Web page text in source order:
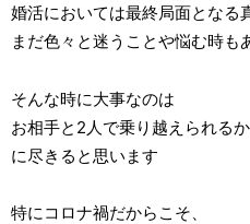
婚活においては最終局面となる
まだ色々と迷うことや悩む時も
そんな時に大事なのは
お相手と2人で乗り越えられる
に尽きると思います
特にコロナ禍だからこそ、